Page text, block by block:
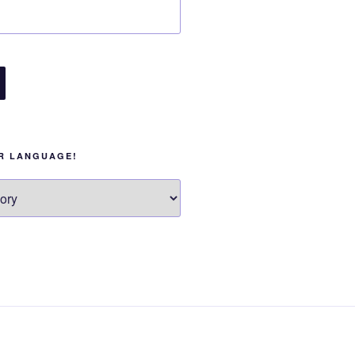
LANGUAGE!